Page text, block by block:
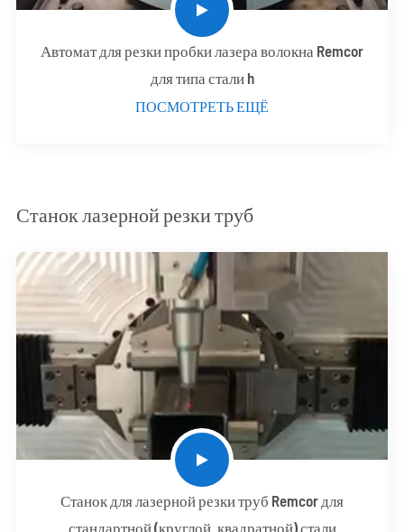
Автомат для резки пробки лазера волокна Remcor
для типа стали h
ПОСМОТРЕТЬ ЕЩЁ
Станок лазерной резки труб
Станок для лазерной резки труб Remcor для
стандартной (круглой, квадратной) стали